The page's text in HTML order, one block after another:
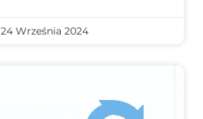
24 Września 2024